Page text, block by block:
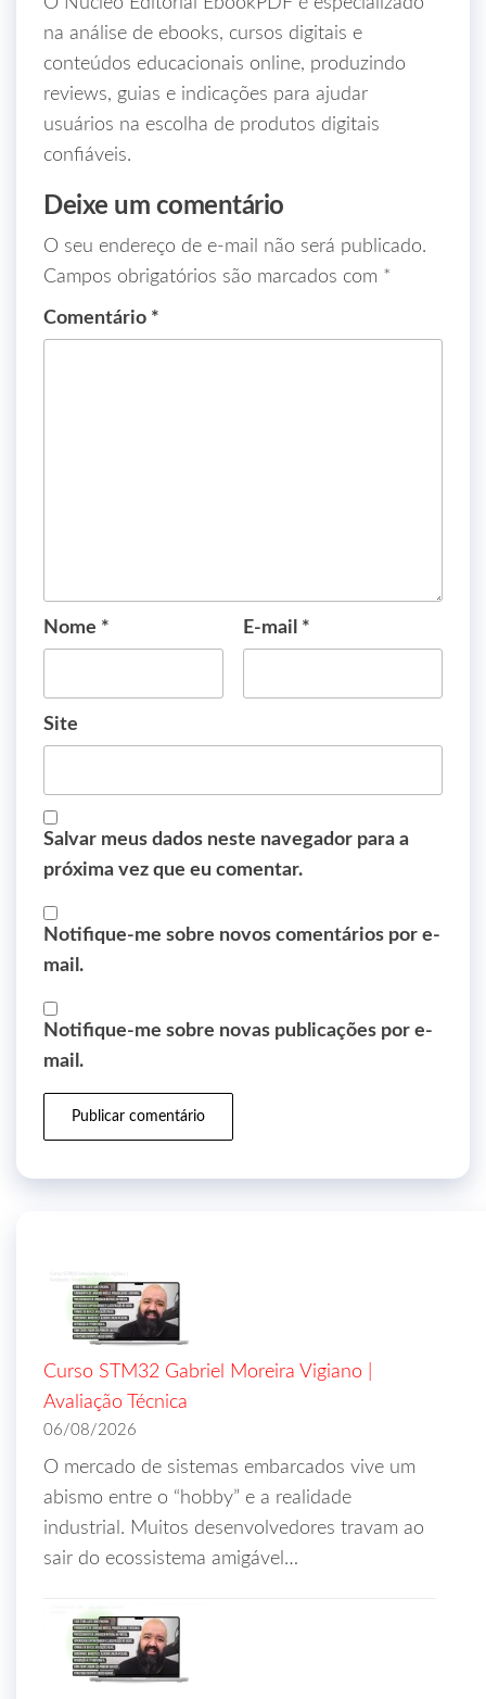
na análise de ebooks, cursos digitais e
conteúdos educacionais online, produzindo
reviews, guias e indicações para ajudar
usuários na escolha de produtos digitais
confiáveis.
Deixe um comentário
O seu endereço de e-mail não será publicado.
Campos obrigatórios são marcados com *
Comentário *
Nome * E-mail *
Site
Salvar meus dados neste navegador para a
próxima vez que eu comentar.
Notifique-me sobre novos comentários por e-
mail.
Notifique-me sobre novas publicações por e-
mail.
Curso STM32 Gabriel Moreira Vigiano |
Avaliação Técnica
06/08/2026
O mercado de sistemas embarcados vive um
abismo entre o “hobby” e a realidade
industrial. Muitos desenvolvedores travam ao
sair do ecossistema amigável…